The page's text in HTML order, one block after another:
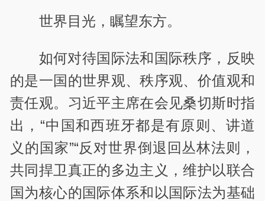
世界目光，瞩望东方。
如何对待国际法和国际秩序，反映
的是一国的世界观、秩序观、价值观和
责任观。习近平主席在会见桑切斯时指
出，“中国和西班牙都是有原则、讲道
义的国家”“反对世界倒退回丛林法则，
共同捍卫真正的多边主义，维护以联合
国为核心的国际体系和以国际法为基础